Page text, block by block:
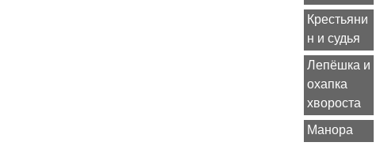
Крестьяни
н и судья
Лепёшка и
охапка
хвороста
Манора